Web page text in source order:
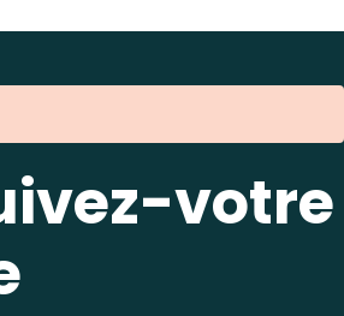
votre